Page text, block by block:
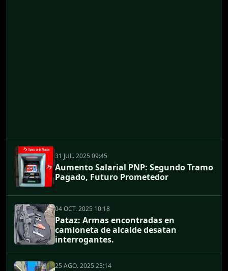
31 JUL. 2025 09:45
Aumento Salarial PNP: Segundo Tramo
Pagado, Futuro Prometedor
04 OCT. 2025 10:18
Pataz: Armas encontradas en
camioneta de alcalde desatan
interrogantes.
25 AGO. 2025 23:14